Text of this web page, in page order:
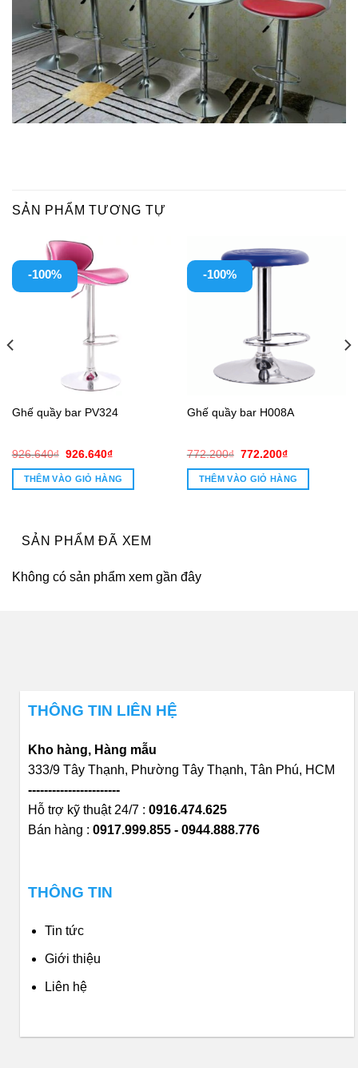
SẢN PHẨM TƯƠNG TỰ
-100%
Ghế quầy bar PV324
926.640₫ Giá
là:
926.640₫.
926.640₫Giá
tại
là:
THÊM VÀO GIỎ HÀNG
-100%
Ghế quầy bar H008A
772.200₫ Giá
là:
772.200₫.
772.200₫Giá
tại
là:
THÊM VÀO GIỎ HÀNG
SẢN PHẨM ĐÃ XEM
Không có sản phẩm xem gần đây
THÔNG TIN LIÊN HỆ
Kho hàng, Hàng mẫu
333/9 Tây Thạnh, Phường Tây Thạnh, Tân Phú, HCM
-----------------------
Hỗ trợ kỹ thuật 24/7 : 0916.474.625
Bán hàng : 0917.999.855 - 0944.888.776
THÔNG TIN
Tin tức
Giới thiệu
Liên hệ